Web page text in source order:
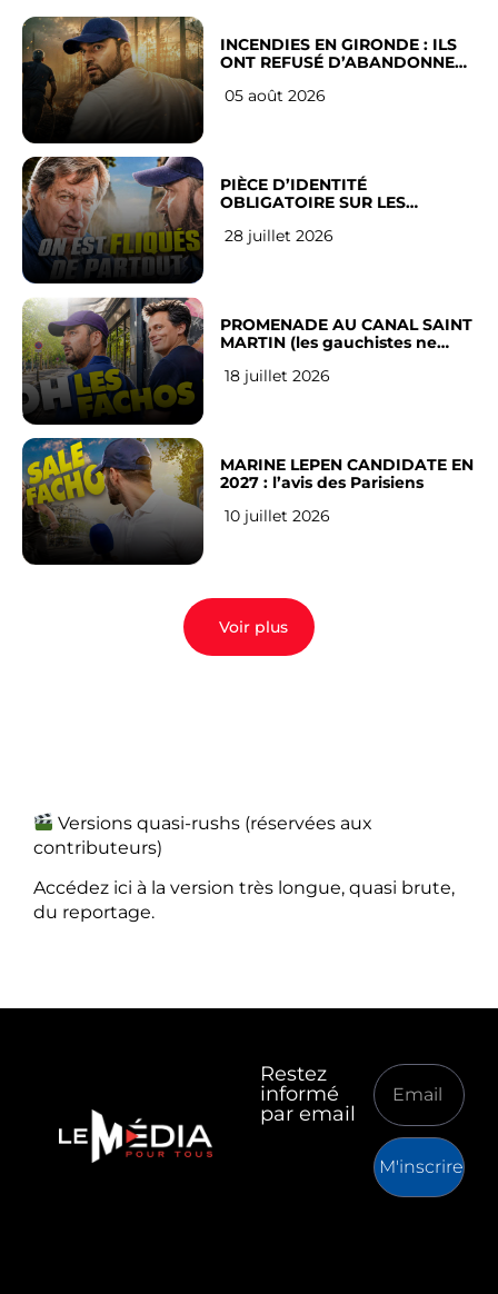
INCENDIES EN GIRONDE : ILS
ONT REFUSÉ D’ABANDONNER
05 août 2026
PIÈCE D’IDENTITÉ
OBLIGATOIRE SUR LES
Français
28 juillet 2026
PROMENADE AU CANAL SAINT
MARTIN (les gauchistes ne
18 juillet 2026
MARINE LEPEN CANDIDATE EN
2027 : l’avis des Parisiens
10 juillet 2026
Voir plus
Versions quasi-rushs (réservées aux
contributeurs)
Accédez ici à la version très longue, quasi brute,
du reportage.
Restez
informé
par email
M'inscrire